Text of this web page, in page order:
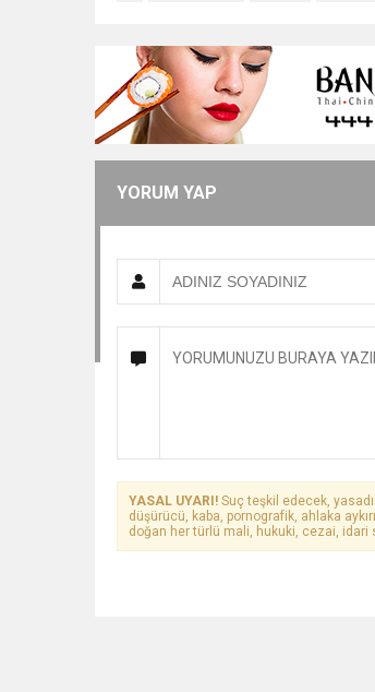
YORUM YAP
YASAL UYARI! Suç teşkil edecek,
düşürücü, kaba, pornografik, ahlaka
doğan her türlü mali, hukuki, cezai,